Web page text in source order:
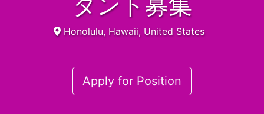
Honolulu, Hawaii, United States
Apply for Position